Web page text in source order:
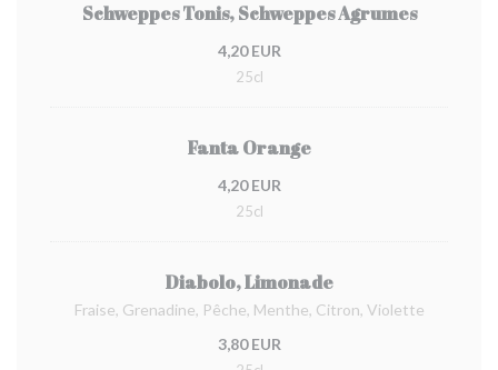
Schweppes Tonis, Schweppes Agrumes
4,20 EUR
25cl
Fanta Orange
4,20 EUR
25cl
Diabolo, Limonade
Fraise, Grenadine, Pêche, Menthe, Citron, Violette
3,80 EUR